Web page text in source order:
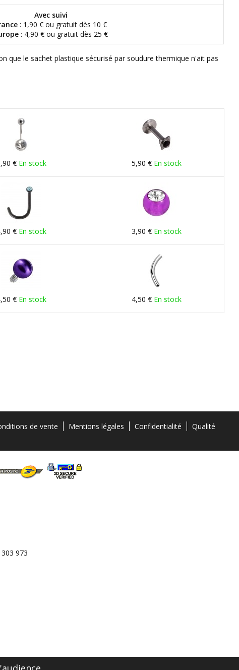
Avec suivi
: 1,90 € ou gratuit dès 10 €
: 4,90 € ou gratuit dès 25 €
que le sachet plastique sécurisé par soudure thermique n'ait pas
€ En stock 5,90 € En stock
€ En stock 3,90 € En stock
€ En stock 4,50 € En stock
de vente Mentions légales Confidentialité
Qualité
303 973